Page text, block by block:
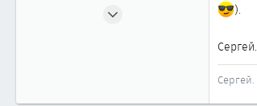
).
Сергей.
Сергей.